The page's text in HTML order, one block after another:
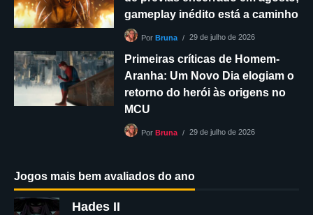
gameplay inédito está a caminho
Por Bruna 29 de julho de 2026
Primeiras críticas de Homem-
Aranha: Um Novo Dia elogiam o
retorno do herói às origens no
MCU
Por Bruna 29 de julho de 2026
Jogos mais bem avaliados do ano
Hades II